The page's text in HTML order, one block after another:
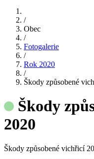
/
Obec
/
Fotogalerie
/
Rok 2020
/
Škody způsobené
Škody
2020
Škody způsobené vichřicí